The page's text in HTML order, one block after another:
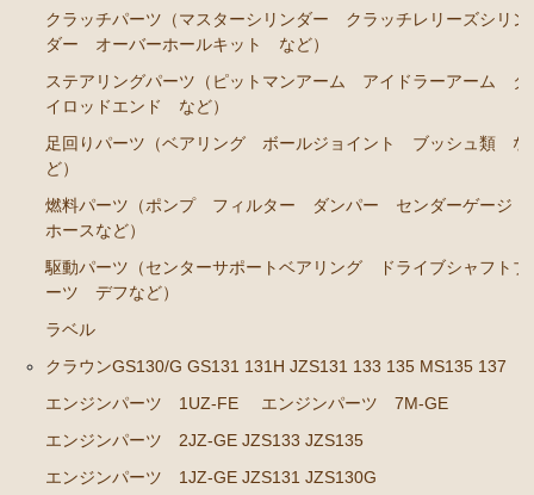
クラッチパーツ（マスターシリンダー クラッチレリ
ーズシリンダー オーバーホールキット など）
ステアリングパーツ（各種リペアキット ラックブー
足回りパーツ（アッパーマウント ベアリング ボー
ルジョイント ブッシュ類 など）
燃料パーツ（ポンプ フィルター ダンパー センダ
ーゲージなど）
駆動パーツ（センターサポートベアリング ドライブ
シャフトブーツ デフなど）
ウエザーストリップ ワイヤー類
ラベル
エアコン ヒーター関係
クラッチパーツ（マスターシリンダー クラッチレリーズシリン
ダー オーバーホールキット など）
ステアリングパーツ（ピットマンアーム アイドラーアーム タ
イロッドエンド など）
足回りパーツ（ベアリング ボールジョイント ブッシュ類 な
ど）
燃料パーツ（ポンプ フィルター ダンパー センダーゲージ
ホースなど）
駆動パーツ（センターサポートベアリング ドライブシャフトブ
ーツ デフなど）
ラベル
クラウンGS130/G GS131 131H JZS131 133 135 MS135 137
エンジンパーツ 1UZ-FE
エンジンパーツ 7M-GE
エンジンパーツ 2JZ-GE JZS133 JZS135
エンジンパーツ 1JZ-GE JZS131 JZS130G